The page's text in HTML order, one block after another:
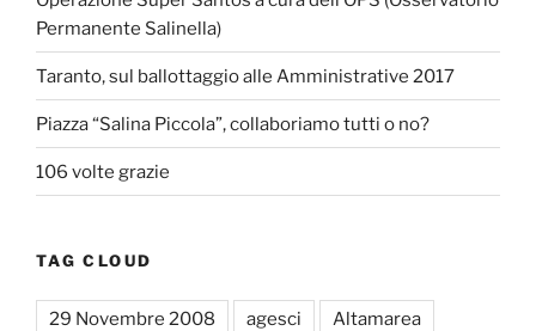
Permanente Salinella)
Taranto, sul ballottaggio alle Amministrative 2017
Piazza “Salina Piccola”, collaboriamo tutti o no?
106 volte grazie
TAG CLOUD
29 Novembre 2008 agesci Altamarea